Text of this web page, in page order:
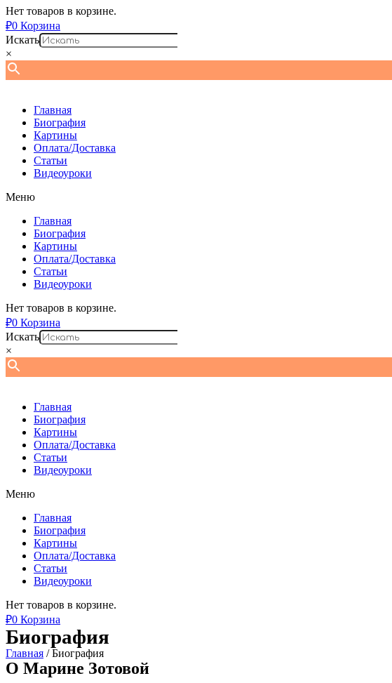
Нет товаров в корзине.
₽0 Корзина
Искать
×
Главная
Биография
Картины
Оплата/Доставка
Статьи
Видеоуроки
Меню
Главная
Биография
Картины
Оплата/Доставка
Статьи
Видеоуроки
Нет товаров в корзине.
₽0 Корзина
Искать
×
Главная
Биография
Картины
Оплата/Доставка
Статьи
Видеоуроки
Меню
Главная
Биография
Картины
Оплата/Доставка
Статьи
Видеоуроки
Нет товаров в корзине.
₽0 Корзина
Биография
Главная / Биография
О Марине Зотовой